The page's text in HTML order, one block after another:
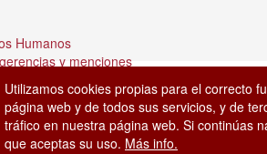
Humanos
y menciones
Utilizamos cookies propias para el correcto
página web y de todos sus servicios, y de
tráfico en nuestra página web. Si continúas
que aceptas su uso. Más info.